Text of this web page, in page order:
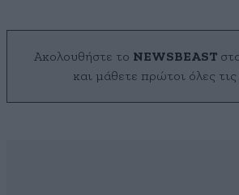
Ακολουθήστε το NEWSBEAST
και μάθετε πρώτοι όλες τις